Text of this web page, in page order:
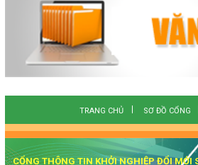
TRANG CHỦ SƠ ĐỒ CỔNG
CỔNG THÔNG TIN KHỞI NGHIỆP ĐỔI MỚI